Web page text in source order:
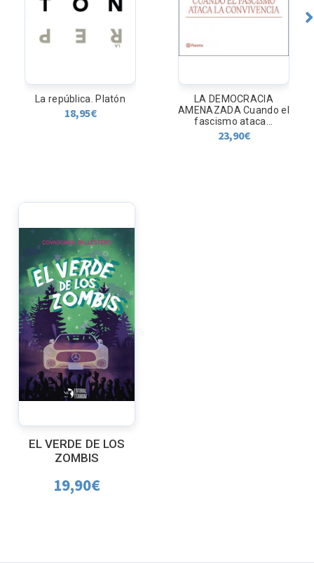
La república. Platón
18,95€
LA DEMOCRACIA
AMENAZADA Cuando el
fascismo ataca...
23,90€
EL VERDE DE LOS
ZOMBIS
19,90€